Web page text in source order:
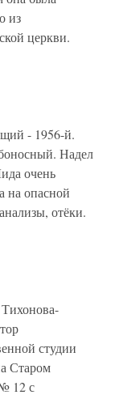
из
церкви.
- 1956-й.
Надел
очень
на опасной
отёки.
студии
Старом
12 с